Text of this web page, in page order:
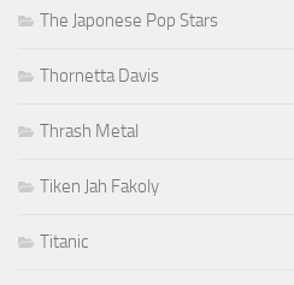
The Japonese Pop Stars
Thornetta Davis
Thrash Metal
Tiken Jah Fakoly
Titanic